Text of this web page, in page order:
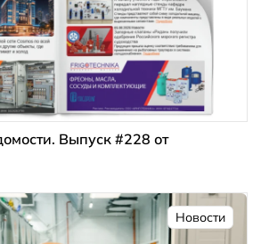
Выпуск #228 от
Новости